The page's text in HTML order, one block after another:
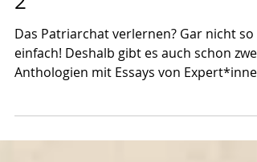
Unlearn Patriarchy 1 und
2
Das Patriarchat verlernen? Gar nicht so
Anthologien mit Essays von Expert*innen